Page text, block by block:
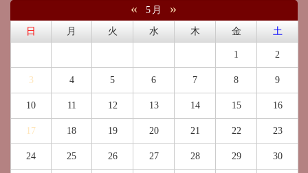
« 5月 »
日 月 火 水 木 金 土
1 2
3 4 5 6 7 8 9
10 11 12 13 14 15 16
17 18 19 20 21 22 23
24 25 26 27 28 29 30